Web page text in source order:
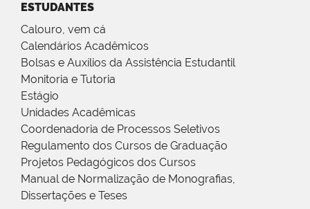
ESTUDANTES
Calouro, vem cá
Calendários Acadêmicos
Bolsas e Auxílios da Assistência Estudantil
Monitoria e Tutoria
Estágio
Unidades Acadêmicas
Coordenadoria de Processos Seletivos
Regulamento dos Cursos de Graduação
Projetos Pedagógicos dos Cursos
Manual de Normalização de Monografias,
Dissertações e Teses